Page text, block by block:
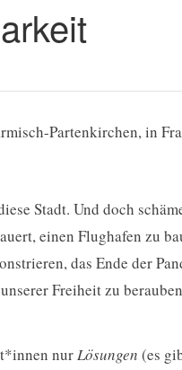
Partenkirchen, in
Stadt. Und doch
einen Flughafen zu
das Ende der
Freiheit zu
nurLösungen (es